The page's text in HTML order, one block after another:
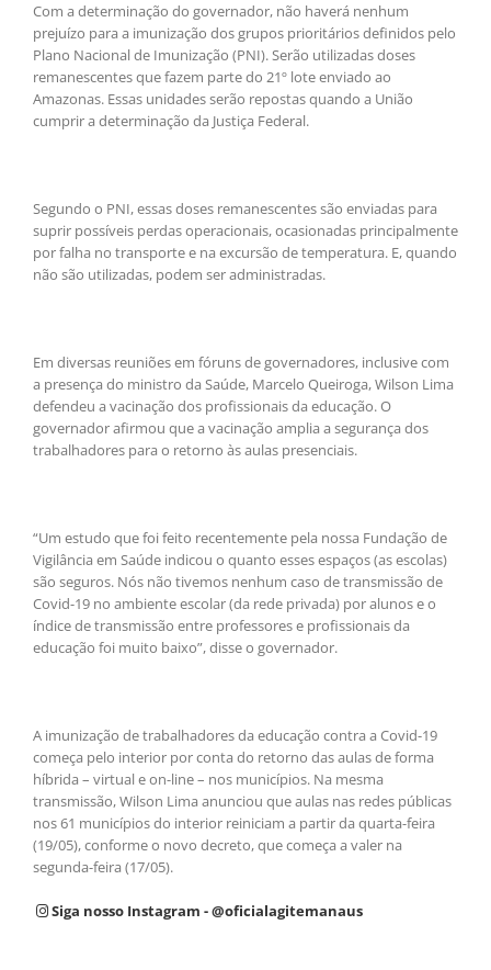
Com a determinação do governador, não haverá nenhum
prejuízo para a imunização dos grupos prioritários definidos pelo
Plano Nacional de Imunização (PNI). Serão utilizadas doses
remanescentes que fazem parte do 21º lote enviado ao
Amazonas. Essas unidades serão repostas quando a União
cumprir a determinação da Justiça Federal.
Segundo o PNI, essas doses remanescentes são enviadas para
suprir possíveis perdas operacionais, ocasionadas principalmente
por falha no transporte e na excursão de temperatura. E, quando
não são utilizadas, podem ser administradas.
Em diversas reuniões em fóruns de governadores, inclusive com
a presença do ministro da Saúde, Marcelo Queiroga, Wilson Lima
defendeu a vacinação dos profissionais da educação. O
governador afirmou que a vacinação amplia a segurança dos
trabalhadores para o retorno às aulas presenciais.
“Um estudo que foi feito recentemente pela nossa Fundação de
Vigilância em Saúde indicou o quanto esses espaços (as escolas)
são seguros. Nós não tivemos nenhum caso de transmissão de
Covid-19 no ambiente escolar (da rede privada) por alunos e o
índice de transmissão entre professores e profissionais da
educação foi muito baixo”, disse o governador.
A imunização de trabalhadores da educação contra a Covid-19
começa pelo interior por conta do retorno das aulas de forma
híbrida – virtual e on-line – nos municípios. Na mesma
transmissão, Wilson Lima anunciou que aulas nas redes públicas
nos 61 municípios do interior reiniciam a partir da quarta-feira
(19/05), conforme o novo decreto, que começa a valer na
segunda-feira (17/05).
Siga nosso Instagram - @oficialagitemanaus